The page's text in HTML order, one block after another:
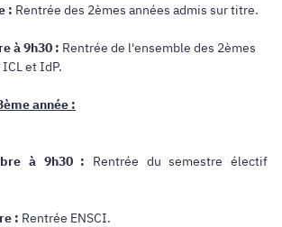
: Rentrée des 2èmes années admis sur titre.
à 9h30 : Rentrée de l'ensemble des 2èmes
et IdP.
année :
à 9h30 : Rentrée du semestre électif
: Rentrée ENSCI.